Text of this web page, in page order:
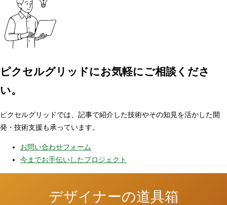
ピクセルグリッドにお気軽にご相談くださ
い。
ピクセルグリッドでは、記事で紹介した技術やその知見を活かした開
発・技術支援も承っています。
お問い合わせフォーム
今までお手伝いしたプロジェクト
デザイナーの道具箱